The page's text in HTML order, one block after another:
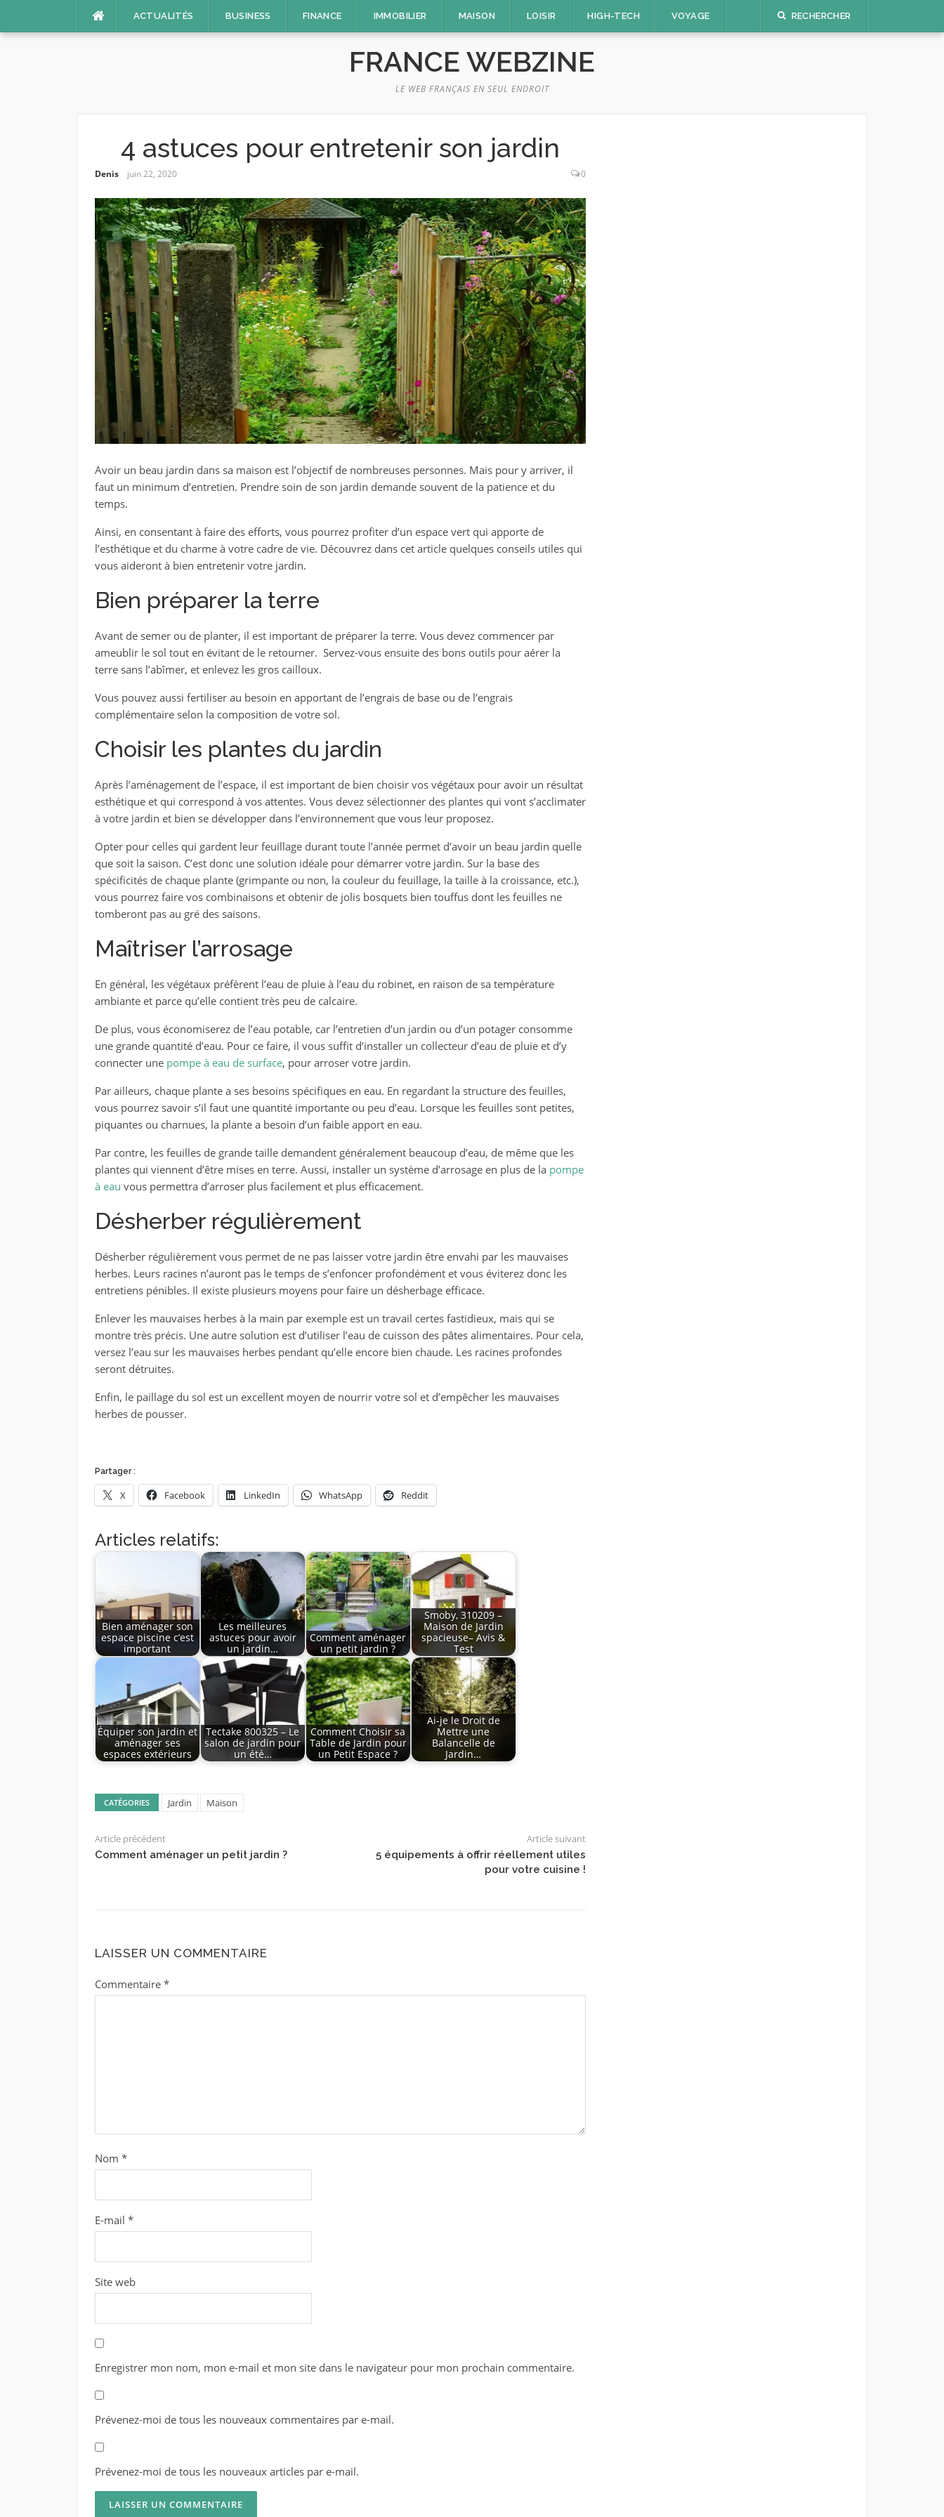
ACTUALITÉS BUSINESS FINANCE IMMOBILIER MAISON LOISIR HIGH-TECH VOYAGE RECHERCHER
FRANCE WEBZINE
LE WEB FRANÇAIS EN SEUL ENDROIT
4 astuces pour entretenir son jardin
Denis juin 22, 2020 0
Avoir un beau jardin dans sa maison est l’objectif de nombreuses personnes. Mais pour y arriver, il
faut un minimum d’entretien. Prendre soin de son jardin demande souvent de la patience et du
temps.
Ainsi, en consentant à faire des efforts, vous pourrez profiter d’un espace vert qui apporte de
l’esthétique et du charme à votre cadre de vie. Découvrez dans cet article quelques conseils utiles qui
vous aideront à bien entretenir votre jardin.
Bien préparer la terre
Avant de semer ou de planter, il est important de préparer la terre. Vous devez commencer par
ameublir le sol tout en évitant de le retourner. Servez-vous ensuite des bons outils pour aérer la
terre sans l’abîmer, et enlevez les gros cailloux.
Vous pouvez aussi fertiliser au besoin en apportant de l’engrais de base ou de l’engrais
complémentaire selon la composition de votre sol.
Choisir les plantes du jardin
Après l’aménagement de l’espace, il est important de bien choisir vos végétaux pour avoir un résultat
esthétique et qui correspond à vos attentes. Vous devez sélectionner des plantes qui vont s’acclimater
à votre jardin et bien se développer dans l’environnement que vous leur proposez.
Opter pour celles qui gardent leur feuillage durant toute l’année permet d’avoir un beau jardin quelle
que soit la saison. C’est donc une solution idéale pour démarrer votre jardin. Sur la base des
spécificités de chaque plante (grimpante ou non, la couleur du feuillage, la taille à la croissance, etc.),
vous pourrez faire vos combinaisons et obtenir de jolis bosquets bien touffus dont les feuilles ne
tomberont pas au gré des saisons.
Maîtriser l’arrosage
En général, les végétaux préfèrent l’eau de pluie à l’eau du robinet, en raison de sa température
ambiante et parce qu’elle contient très peu de calcaire.
De plus, vous économiserez de l’eau potable, car l’entretien d’un jardin ou d’un potager consomme
une grande quantité d’eau. Pour ce faire, il vous suffit d’installer un collecteur d’eau de pluie et d’y
connecter une pompe à eau de surface, pour arroser votre jardin.
Par ailleurs, chaque plante a ses besoins spécifiques en eau. En regardant la structure des feuilles,
vous pourrez savoir s’il faut une quantité importante ou peu d’eau. Lorsque les feuilles sont petites,
piquantes ou charnues, la plante a besoin d’un faible apport en eau.
Par contre, les feuilles de grande taille demandent généralement beaucoup d’eau, de même que les
plantes qui viennent d’être mises en terre. Aussi, installer un système d’arrosage en plus de la pompe
à eau vous permettra d’arroser plus facilement et plus efficacement.
Désherber régulièrement
Désherber régulièrement vous permet de ne pas laisser votre jardin être envahi par les mauvaises
herbes. Leurs racines n’auront pas le temps de s’enfoncer profondément et vous éviterez donc les
entretiens pénibles. Il existe plusieurs moyens pour faire un désherbage efficace.
Enlever les mauvaises herbes à la main par exemple est un travail certes fastidieux, mais qui se
montre très précis. Une autre solution est d’utiliser l’eau de cuisson des pâtes alimentaires. Pour cela,
versez l’eau sur les mauvaises herbes pendant qu’elle encore bien chaude. Les racines profondes
seront détruites.
Enfin, le paillage du sol est un excellent moyen de nourrir votre sol et d’empêcher les mauvaises
herbes de pousser.
Partager :
X Facebook LinkedIn WhatsApp Reddit
Articles relatifs:
Bien aménager son
espace piscine c’est
important
Les meilleures
astuces pour avoir
un jardin…
Comment aménager
un petit jardin ?
Smoby, 310209 –
Maison de Jardin
spacieuse– Avis &
Test
Équiper son jardin et
aménager ses
espaces extérieurs
Tectake 800325 – Le
salon de jardin pour
un été…
Comment Choisir sa
Table de Jardin pour
un Petit Espace ?
Ai-je le Droit de
Mettre une
Balancelle de
Jardin…
CATÉGORIES Jardin Maison
Article précédent
Comment aménager un petit jardin ?
Article suivant
5 équipements à offrir réellement utiles
pour votre cuisine !
LAISSER UN COMMENTAIRE
Commentaire *
Nom *
E-mail *
Site web
Enregistrer mon nom, mon e-mail et mon site dans le navigateur pour mon prochain commentaire.
Prévenez-moi de tous les nouveaux commentaires par e-mail.
Prévenez-moi de tous les nouveaux articles par e-mail.